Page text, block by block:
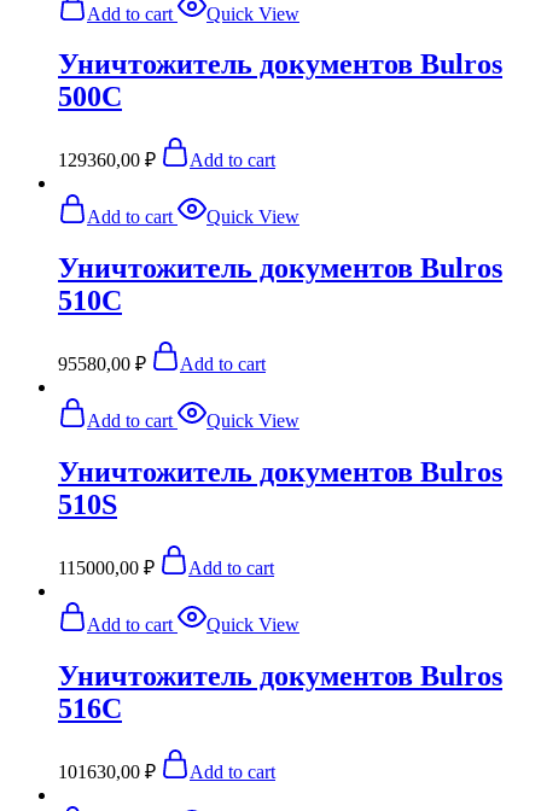
Add to cart Quick View
Уничтожитель документов Bulros
500C
129360,00 ₽ Add to cart
Add to cart Quick View
Уничтожитель документов Bulros
510C
95580,00 ₽ Add to cart
Add to cart Quick View
Уничтожитель документов Bulros
510S
115000,00 ₽ Add to cart
Add to cart Quick View
Уничтожитель документов Bulros
516C
101630,00 ₽ Add to cart